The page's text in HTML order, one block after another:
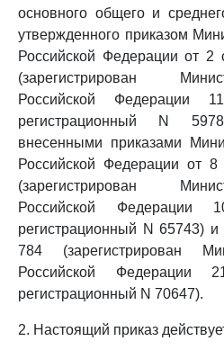
основного общего и
утвержденного приказом
Российской Федерации от 2
(зарегистрирован
Российской Федерации
регистрационный N
внесенными приказами
Российской Федерации от
(зарегистрирован
Российской
регистрационный N 65743) и
784 (зарегистрирован
Российской Федерации
регистрационный N 70647).
2. Настоящий приказ